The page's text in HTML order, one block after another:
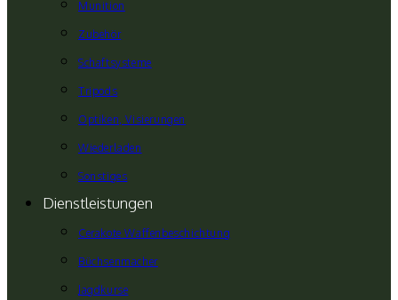
Munition
Zubehör
Schaftsysteme
Tripods
Optiken, Visierungen
Wiederladen
Sonstiges
Dienstleistungen
Cerakote Waffenbeschichtung
Büchsenmacher
Jagdkurse